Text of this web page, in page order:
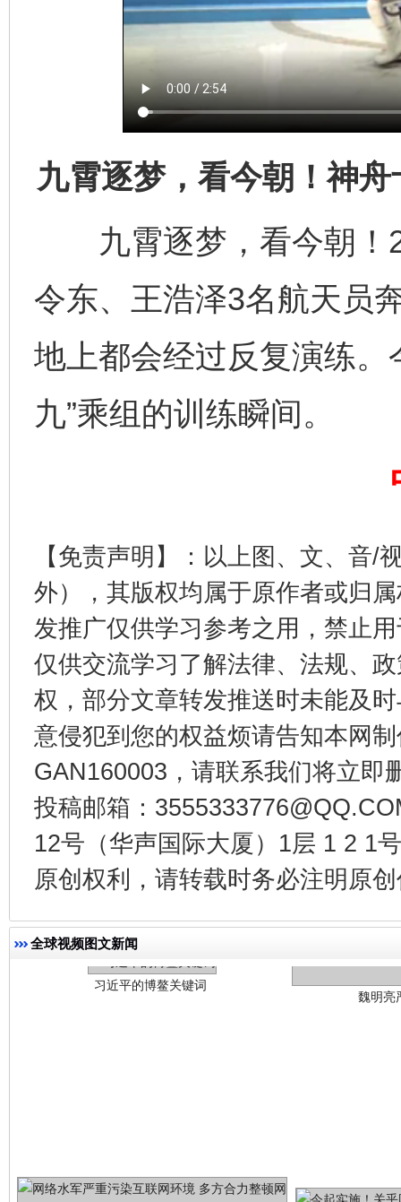
九霄逐梦，看今朝！神
九霄逐梦，看今朝！
令东、王浩泽3名航天员
地上都会经过反复演练。
九”乘组的训练瞬间。
【免责声明】：以上图、文、音/
外），其版权均属于原作者或归
发推广仅供学习参考之用，禁止
仅供交流学习了解法律、法规、
权，部分文章转发推送时未能及
意侵犯到您的权益烦请告知本网
GAN160003，请联系我们将立即
投稿邮箱：
12号（华声国际大厦）1层 1 2 1
原创权利，请转载时务必注明原
全球视频图文新闻
网上购药对药下症？
这是一记警钟！
在谋一域中谋全局
今
习近平的博鳌关键词
魏明亮